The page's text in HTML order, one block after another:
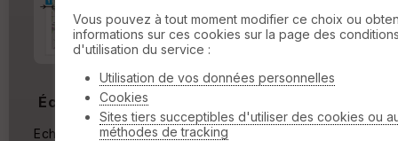
Marge autour de la trace
Échelle
Echelle actuelle : 1/24311
Vous pouvez à tout moment modifier ce choix ou
informations sur ces cookies sur la page des
d'utilisation du service :
Utilisation de vos données personnelles
Cookies
Sites tiers succeptibles d'utiliser des cookies ou
méthodes de tracking